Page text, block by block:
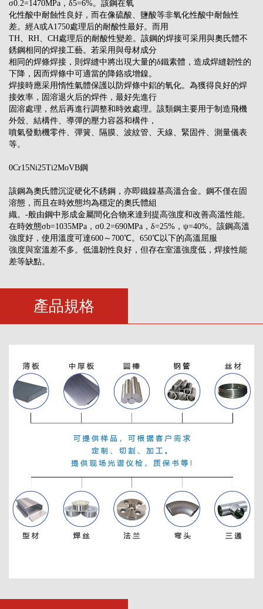
σ0.2=1470MPa，δ5=6%。該鋼在氧
化性酸中耐蝕性良好，而在像硫酸、鹽酸等非氧化性酸中耐蝕性
差。經A或A1750處理后的耐酸性最好。而用
TH、RH、CH處理后的耐酸性變差。該鋼的焊接可采用與奧氏體不
銹鋼相同的焊接工藝。若采用與母材成分
相同的焊條焊接，則焊縫中將出現大量的δ鐵素體，造成焊縫韌性的
下降，因而焊條中可適當的降鉻或增鎳。
焊接時應采用惰性氣體保護以防焊條中鋁的氧化。為獲得良好的焊
接效率，固溶退火后的焊件，最好先進行
固溶處理，然后再進行調整和時效處理。該類鋼主要用于制造飛機
外殼、結構件、導彈的壓力容器和構件，
噴氣發動機零件、彈簧、隔膜、波紋管、天線、緊固件、測量儀表
等。
0Cr15Ni25Ti2MoVB鋼
該鋼為奧氏體沉淀硬化不銹鋼，亦即鐵鎳基高溫合金。鋼不僅在固
溶態，而且在時效態均為穩定的奧氏體組
織。-般由鋼中形成金屬間化合物來達到提高強度和改善高溫性能。
在時效態σb=1035MPa，σ0.2=690MPa，δ=25%，ψ=40%。該鋼高溫
強度好，使用溫度可達600～700℃。650℃以下的高溫屈服
強度與室溫差不多。低溫韌性良好，但存在室溫強度低，焊接性能
差等缺點。
產品規格